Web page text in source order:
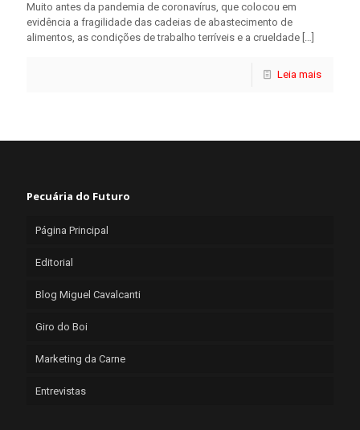
Muito antes da pandemia de coronavírus, que colocou em
evidência a fragilidade das cadeias de abastecimento de
alimentos, as condições de trabalho terríveis e a crueldade […]
Leia mais
Pecuária do Futuro
Página Principal
Editorial
Blog Miguel Cavalcanti
Giro do Boi
Marketing da Carne
Entrevistas